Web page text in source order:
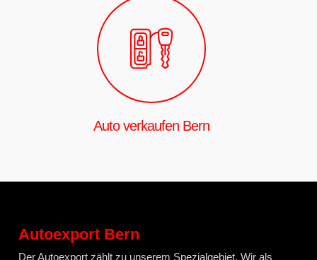
Auto verkaufen Bern
Autoexport Bern
Der Autoexport zählt zu unserem Spezialgebiet. Wir als